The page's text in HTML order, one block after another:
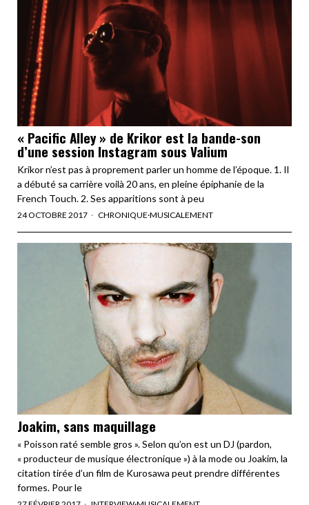
« Pacific Alley » de Krikor est la bande-son
d’une session Instagram sous Valium
Krikor n’est pas à proprement parler un homme de l’époque. 1. Il
a débuté sa carrière voilà 20 ans, en pleine épiphanie de la
French Touch. 2. Ses apparitions sont à peu
24 OCTOBRE 2017 CHRONIQUE·MUSICALEMENT
Joakim, sans maquillage
« Poisson raté semble gros ». Selon qu’on est un DJ (pardon,
« producteur de musique électronique ») à la mode ou Joakim, la
citation tirée d’un film de Kurosawa peut prendre différentes
formes. Pour le